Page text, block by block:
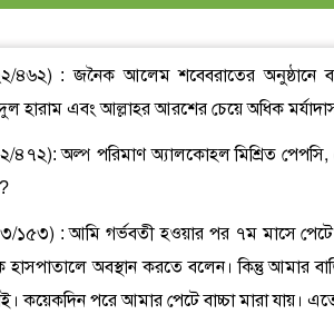
৪৬২) : জনৈক আলেম শবেবরাতের অনুষ্ঠানে
হারাম এবং আল্লাহর আরশের চেয়ে অধিক
৪৭২): অল্প পরিমাণ অ্যালকোহল মিশ্রিত
১৫৩) : আমি গর্ভবতী হওয়ার পর ৭ম মাসে
অবস্থান করতে বলেন। কিন্তু আমার
কয়েকদিন পরে আমার পেটে বাচ্চা মারা যায়।